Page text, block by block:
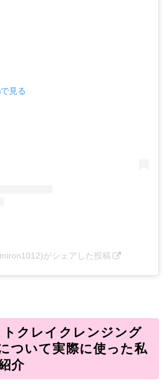
見る
がシェアした投稿
クレイクレンジング
ついて実際に使った私
介